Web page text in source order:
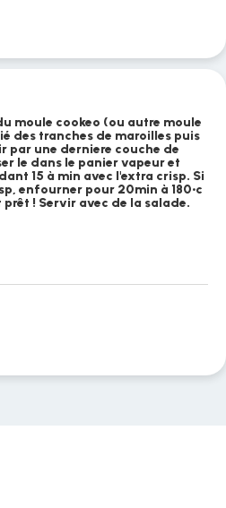
moule cookeo (ou autre moule
des tranches de maroilles puis
par une derniere couche de
le dans le panier vapeur et
15 à min avec l'extra crisp. Si
enfourner pour 20min à 180•c
! Servir avec de la salade.